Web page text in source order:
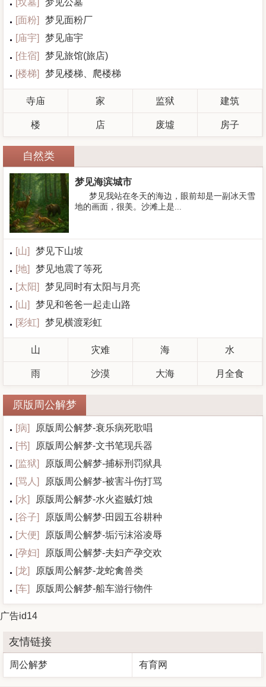
[坟墓]
梦见公墓
[面粉]
梦见面粉厂
[庙宇]
梦见庙宇
[住宿]
梦见旅馆(旅店)
[楼梯] 梦见楼梯、爬楼梯
寺庙 家 监狱 建筑
楼 店 废墟 房子
自然类
梦见海滨城市
梦见我站在冬天的海边，眼前却是一副冰天雪
地的画面，很美。沙滩上是...
[山]
梦见下山坡
[地]
梦见地震了等死
[太阳]
梦见同时有太阳与月亮
[山]
梦见和爸爸一起走山路
[彩虹] 梦见横渡彩虹
山 灾难 海 水
雨 沙漠 大海 月全食
原版周公解梦
[病]
原版周公解梦-衰乐病死歌唱
[书]
原版周公解梦-文书笔现兵器
[监狱]
原版周公解梦-捕标刑罚狱具
[骂人 ]
原版周公解梦-被害斗伤打骂
[水]
原版周公解梦-水火盗贼灯烛
[谷子]
原版周公解梦-田园五谷耕种
[大便]
原版周公解梦-垢污沫浴凌辱
[孕妇]
原版周公解梦-夫妇产孕交欢
[龙]
原版周公解梦-龙蛇禽兽类
[车] 原版周公解梦-船车游行物件
广告id14
友情链接
周公解梦 有育网